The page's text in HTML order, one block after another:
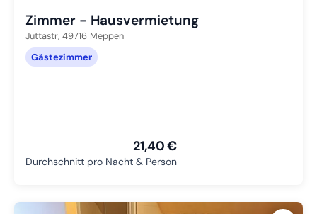
Zimmer - Hausvermietung
Juttastr, 49716 Meppen
Gästezimmer
21,40 €
Durchschnitt pro Nacht & Person